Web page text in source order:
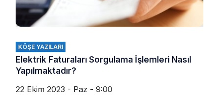
KÖŞE YAZILARI
Elektrik Faturaları Sorgulama İşlemleri Nasıl
Yapılmaktadır?
22 Ekim 2023 - Paz - 9:00